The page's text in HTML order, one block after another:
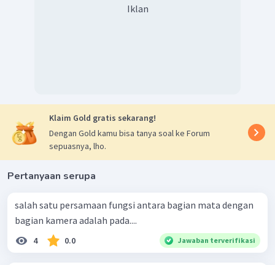
Iklan
Klaim Gold gratis sekarang!
Dengan Gold kamu bisa tanya soal ke Forum
sepuasnya, lho.
Pertanyaan serupa
salah satu persamaan fungsi antara bagian mata dengan
bagian kamera adalah pada....
4 0.0 Jawaban terverifikasi